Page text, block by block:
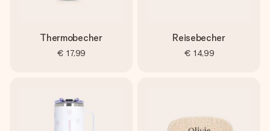
Thermobecher
€ 17,99
Reisebecher
€ 14,99